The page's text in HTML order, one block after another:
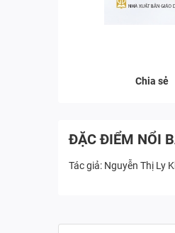
Chia sẻ
ĐẶC ĐIỂM NỔI
Tác giả: Nguyễn Thị Ly